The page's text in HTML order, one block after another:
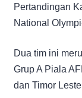
Pertandingan
National
Dua tim ini
Grup A Piala
dan Timor